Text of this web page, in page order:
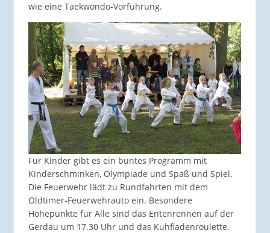
wie eine Taekwondo-Vorführung.
Für Kinder gibt es ein buntes Programm mit
Kinderschminken, Olympiade und Spaß und Spiel.
Die Feuerwehr lädt zu Rundfahrten mit dem
Oldtimer-Feuerwehrauto ein. Besondere
Höhepunkte für Alle sind das Entenrennen auf der
Gerdau um 17.30 Uhr und das Kuhfladenroulette.